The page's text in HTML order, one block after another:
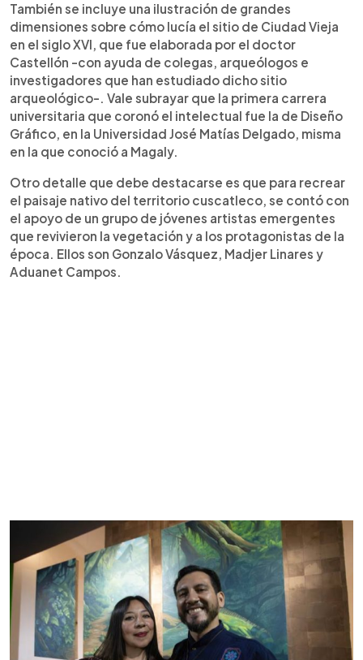
También se incluye una ilustración de grandes
dimensiones sobre cómo lucía el sitio de Ciudad Vieja
en el siglo XVI, que fue elaborada por el doctor
Castellón -con ayuda de colegas, arqueólogos e
investigadores que han estudiado dicho sitio
arqueológico-. Vale subrayar que la primera carrera
universitaria que coronó el intelectual fue la de Diseño
Gráfico, en la Universidad José Matías Delgado, misma
en la que conoció a Magaly.
Otro detalle que debe destacarse es que para recrear
el paisaje nativo del territorio cuscatleco, se contó con
el apoyo de un grupo de jóvenes artistas emergentes
que revivieron la vegetación y a los protagonistas de la
época. Ellos son Gonzalo Vásquez, Madjer Linares y
Aduanet Campos.